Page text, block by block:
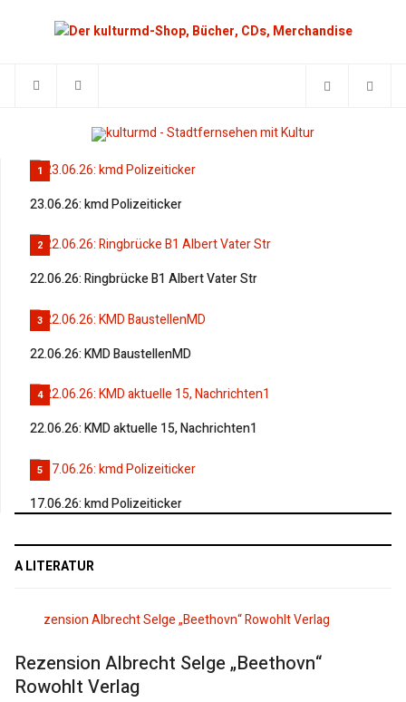
1
23.06.26: kmd Polizeiticker
2
22.06.26: Ringbrücke B1 Albert Vater Str
3
22.06.26: KMD BaustellenMD
4
22.06.26: KMD aktuelle 15, Nachrichten1
5
17.06.26: kmd Polizeiticker
A LITERATUR
Rezension Albrecht Selge „Beethovn“
Rowohlt Verlag